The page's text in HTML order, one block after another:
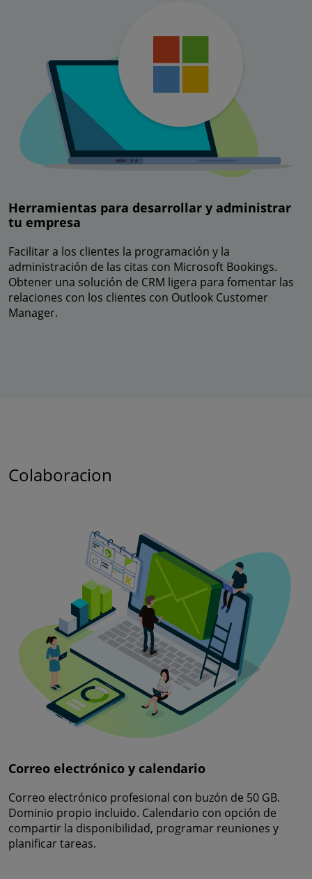
Herramientas para desarrollar y administrar
tu empresa
Facilitar a los clientes la programación y la
administración de las citas con Microsoft Bookings.
Obtener una solución de CRM ligera para fomentar las
relaciones con los clientes con Outlook Customer
Manager.
Colaboracion
Correo electrónico y calendario
Correo electrónico profesional con buzón de 50 GB.
Dominio propio incluido. Calendario con opción de
compartir la disponibilidad, programar reuniones y
planificar tareas.